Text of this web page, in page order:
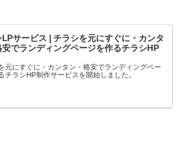
LPサービス | チラシを元にすぐに・カンタ
安でランディングページを作るチラシHP
元にすぐに・カンタン・格安でランディングペー
チラシHP制作サービスを開始しました。